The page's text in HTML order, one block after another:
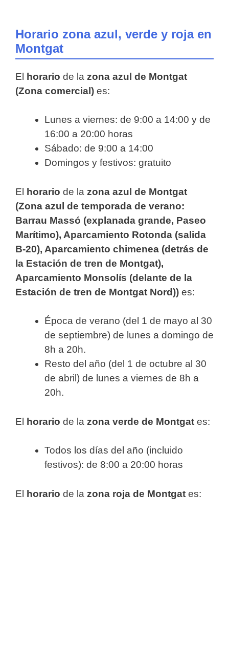
Horario zona azul, verde y roja en
Montgat
El horario de la zona azul de Montgat
(Zona comercial) es:
Lunes a viernes: de 9:00 a 14:00 y de
16:00 a 20:00 horas
Sábado: de 9:00 a 14:00
Domingos y festivos: gratuito
El horario de la zona azul de Montgat
(Zona azul de temporada de verano:
Barrau Massó (explanada grande, Paseo
Marítimo), Aparcamiento Rotonda (salida
B-20), Aparcamiento chimenea (detrás de
la Estación de tren de Montgat),
Aparcamiento Monsolís (delante de la
Estación de tren de Montgat Nord)) es:
Época de verano (del 1 de mayo al 30
de septiembre) de lunes a domingo de
8h a 20h.
Resto del año (del 1 de octubre al 30
de abril) de lunes a viernes de 8h a
20h.
El horario de la zona verde de Montgat es:
Todos los días del año (incluido
festivos): de 8:00 a 20:00 horas
El horario de la zona roja de Montgat es: